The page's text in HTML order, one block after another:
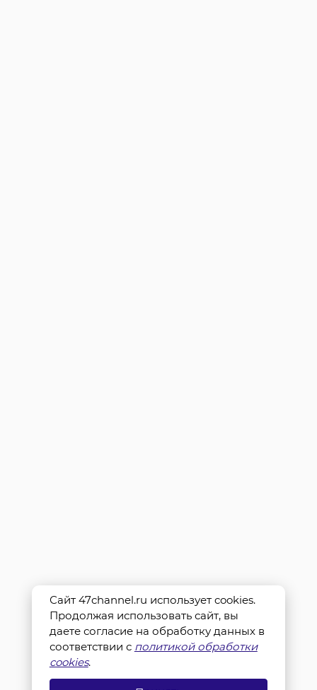
Сайт 47channel.ru использует cookies.
Продолжая использовать сайт, вы
даете согласие на обработку данных в
соответствии с политикой обработки
cookies.